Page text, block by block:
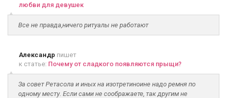
любви для девушек
Все не правда,ничего ритуалы не работают
Александр пишет
к статье: Почему от сладкого появляются прыщи?
За совет Ретасола и иных на изотретиноине надо ремня по
одному месту. Если сами не соображаете, так другим не